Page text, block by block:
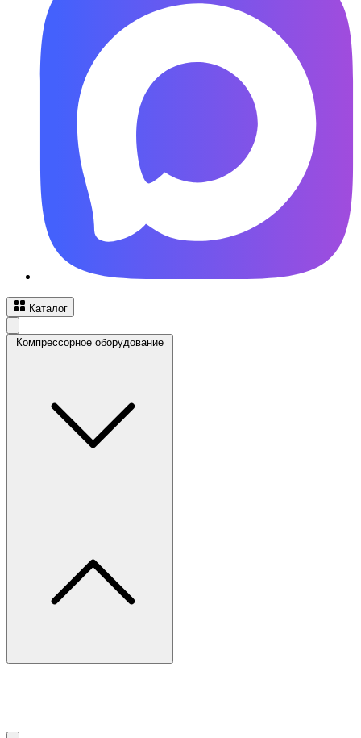
Каталог
Компрессорное оборудование